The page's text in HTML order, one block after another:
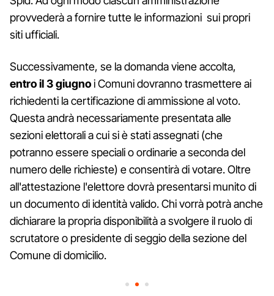
provvederà a fornire tutte le informazioni sui propri
siti ufficiali.
Successivamente, se la domanda viene accolta,
entro il 3 giugnoi Comuni dovranno trasmettere ai
richiedenti la certificazione di ammissione al voto.
Questa andrà necessariamente presentata alle
sezioni elettorali a cui si è stati assegnati (che
potranno essere speciali o ordinarie a seconda del
numero delle richieste) e consentirà di votare. Oltre
all'attestazione l'elettore dovrà presentarsi munito di
un documento di identità valido. Chi vorrà potrà anche
dichiarare la propria disponibilità a svolgere il ruolo di
scrutatore o presidente di seggio della sezione del
Comune di domicilio.